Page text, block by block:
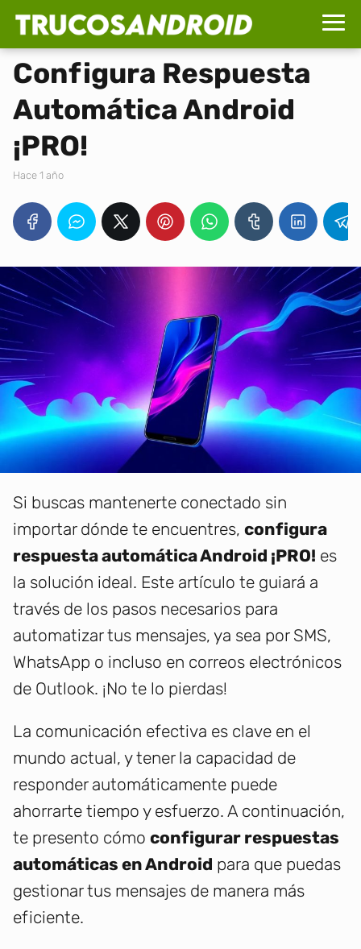
Configura Respuesta
Automática Android
¡PRO!
hace 1 año
Si buscas mantenerte conectado sin
importar dónde te encuentres, configura
respuesta automática Android ¡PRO! es
la solución ideal. Este artículo te guiará a
través de los pasos necesarios para
automatizar tus mensajes, ya sea por SMS,
WhatsApp o incluso en correos electrónicos
de Outlook. ¡No te lo pierdas!
La comunicación efectiva es clave en el
mundo actual, y tener la capacidad de
responder automáticamente puede
ahorrarte tiempo y esfuerzo. A continuación,
te presento cómo configurar respuestas
automáticas en Android para que puedas
gestionar tus mensajes de manera más
eficiente.